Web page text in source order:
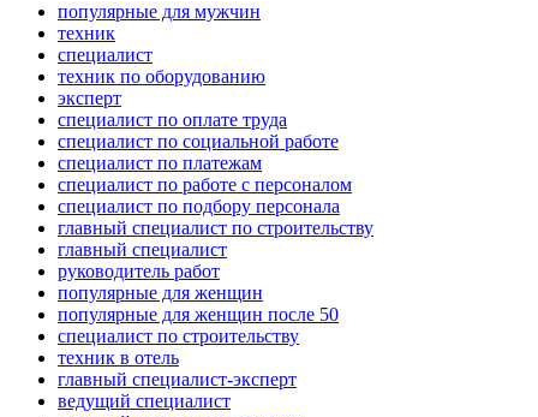
популярные для мужчин
техник
специалист
техник по оборудованию
эксперт
специалист по оплате труда
специалист по социальной работе
специалист по платежам
специалист по работе с персоналом
специалист по подбору персонала
главный специалист по строительству
главный специалист
руководитель работ
популярные для женщин
популярные для женщин после 50
специалист по строительству
техник в отель
главный специалист-эксперт
ведущий специалист